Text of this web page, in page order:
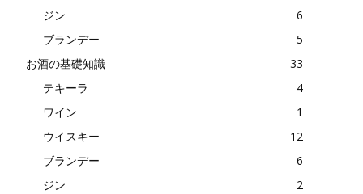
ジン
6
ブランデー
5
お酒の基礎知識
33
テキーラ
4
ワイン
1
ウイスキー
12
ブランデー
6
ジン
2